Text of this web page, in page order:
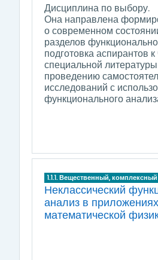
Дисциплина по выбору.
Она направлена
о современном
разделов
подготовка аспирантов
специальной
проведению
исследований с
функционального
1.1.1. Вещественный,
Неклассический
анализ в приложениях
математической